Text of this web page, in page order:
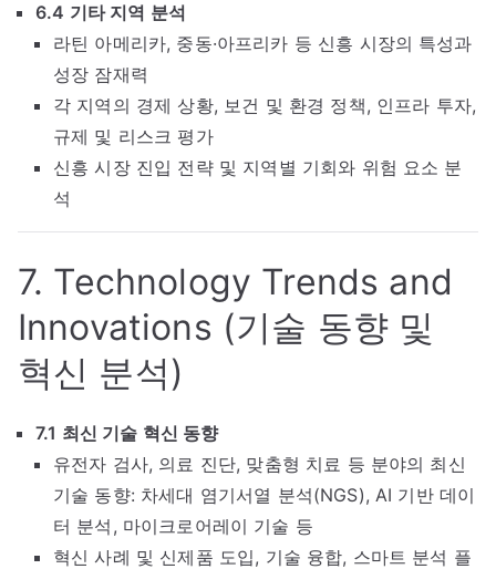
6.4 기타 지역 분석
라틴 아메리카, 중동·아프리카 등 신흥 시장의 특성과
성장 잠재력
각 지역의 경제 상황, 보건 및 환경 정책, 인프라 투자,
규제 및 리스크 평가
신흥 시장 진입 전략 및 지역별 기회와 위험 요소 분
석
7. Technology Trends and
Innovations (기술 동향 및
혁신 분석)
7.1 최신 기술 혁신 동향
유전자 검사, 의료 진단, 맞춤형 치료 등 분야의 최신
기술 동향: 차세대 염기서열 분석(NGS), AI 기반 데이
터 분석, 마이크로어레이 기술 등
혁신 사례 및 신제품 도입, 기술 융합, 스마트 분석 플